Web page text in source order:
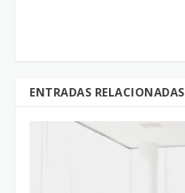
ENTRADAS RELACIONADAS